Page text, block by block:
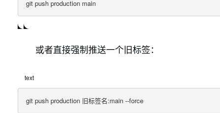
git push production main
或者直接强制推送一个旧标签：
text
git push production 旧标签名:main --force